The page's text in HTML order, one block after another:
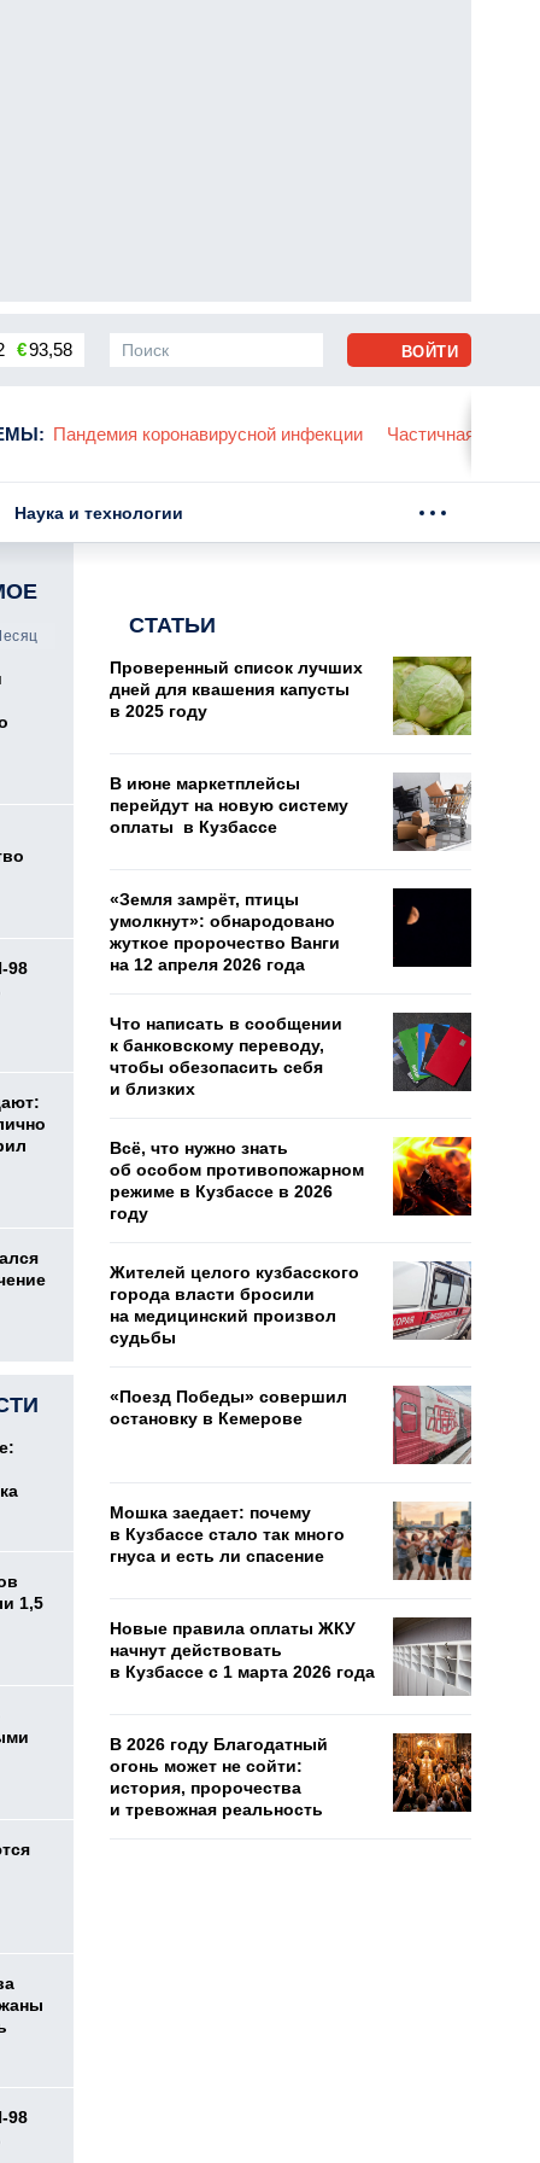
€93,58
: Пандемия коронавирусной инфекции Частичная
ВОЙТИ
Наука и технологии
98
1,5
98
СТАТЬИ
Проверенный список лучших
дней для квашения капусты
в 2025 году
В июне маркетплейсы
перейдут на новую систему
оплаты в Кузбассе
«Земля замрёт, птицы
умолкнут»: обнародовано
жуткое пророчество Ванги
на 12 апреля 2026 года
Что написать в сообщении
к банковскому переводу,
чтобы обезопасить себя
и близких
Всё, что нужно знать
об особом противопожарном
режиме в Кузбассе в 2026
году
Жителей целого кузбасского
города власти бросили
на медицинский произвол
судьбы
«Поезд Победы» совершил
остановку в Кемерове
Мошка заедает: почему
в Кузбассе стало так много
гнуса и есть ли спасение
Новые правила оплаты ЖКУ
начнут действовать
в Кузбассе с 1 марта 2026 года
В 2026 году Благодатный
огонь может не сойти:
история, пророчества
и тревожная реальность